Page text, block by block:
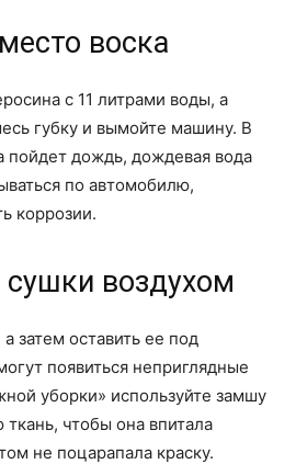
воска
с 11 литрами воды, а
губку и вымойте машину. В
пойдет дождь, дождевая вода
по автомобилю,
коррозии.
сушки воздухом
затем оставить ее под
появиться неприглядные
уборки» используйте замшу
чтобы она впитала
не поцарапала краску.